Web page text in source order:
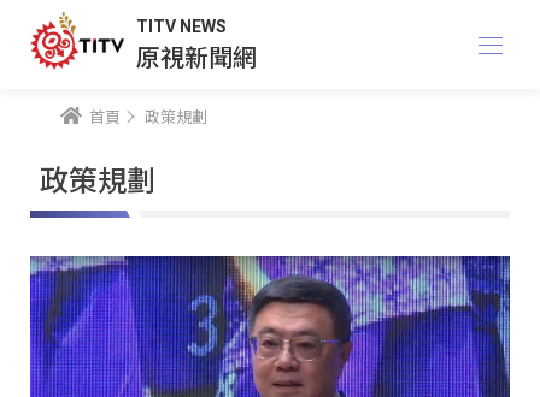
TITV NEWS
原視新聞網
首頁 政策規劃
政策規劃